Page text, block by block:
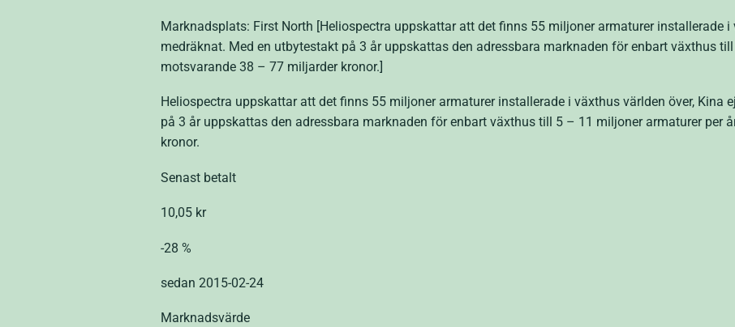
Marknadsplats: First North [Heliospectra uppskattar att det finns 55 miljoner armaturer installerade i
medräknat. Med en utbytestakt på 3 år uppskattas den adressbara marknaden för enbart växthus
motsvarande 38 – 77 miljarder kronor.]
Heliospectra uppskattar att det finns 55 miljoner armaturer installerade i växthus världen över, Kina
på 3 år uppskattas den adressbara marknaden för enbart växthus till 5 – 11 miljoner armaturer per
kronor.
Senast betalt
10,05 kr
-28 %
sedan 2015-02-24
Marknadsvärde